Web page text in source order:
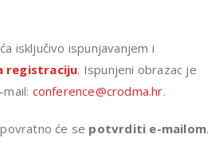
isključivo ispunjavanjem i
registraciju. Ispunjeni obrazac je
conference@crodma.hr.
će se potvrditi e-mailom.